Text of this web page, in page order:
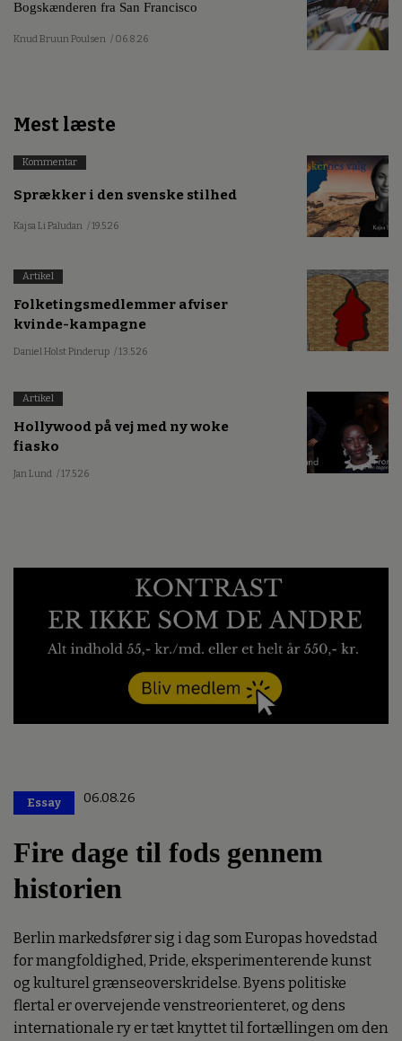
Bogskænderen fra San Francisco
Knud Bruun Poulsen / 06.8.26
Mest læste
Kommentar
Sprækker i den svenske stilhed
Kajsa Li Paludan / 19.5.26
Artikel
Folketingsmedlemmer afviser
kvinde-kampagne
Daniel Holst Pinderup / 13.5.26
Artikel
Hollywood på vej med ny woke
fiasko
Jan Lund / 17.5.26
Essay 06.08.26
Fire dage til fods gennem
historien
Berlin markedsfører sig i dag som Europas hovedstad
for mangfoldighed, Pride, eksperimenterende kunst
og kulturel grænseoverskridelse. Byens politiske
flertal er overvejende venstreorienteret, og dens
internationale ry er tæt knyttet til fortællingen om den